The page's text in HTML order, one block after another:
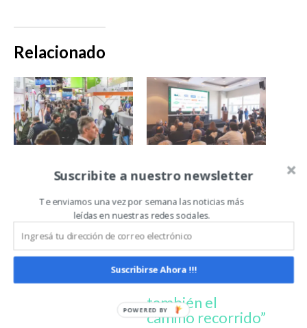
Relacionado
Rosario ya palpita
el 30° Congreso
Aapresid: “Un
Congreso a suelo
abierto”
Marcelo Torres:
“Código abierto
es una invitación a
construir
espacios
colaborativos
donde no sólo se
comparten los
resultados, sino
también el
camino recorrido”
Suscribite a nuestro newsletter
Te enviamos una vez por semana las noticias más
leídas en nuestras redes sociales.
Suscribirse Ahora !!!